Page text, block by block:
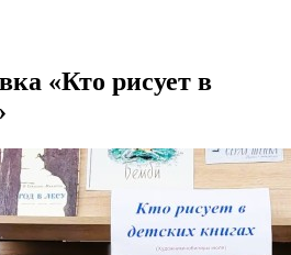
«Кто рисует в